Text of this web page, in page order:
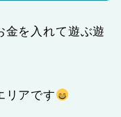
金を入れて遊ぶ遊
リアです